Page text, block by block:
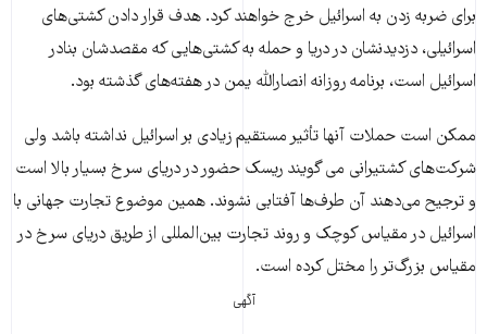
برای ضربه زدن به اسرائیل خرج خواهند کرد. هدف قرار دادن کشتی‌های
اسرائیلی، دزدیدنشان در دریا و حمله به کشتی‌هایی که مقصدشان بنادر
اسرائیل است، برنامه روزانه انصارالله یمن در هفته‌های گذشته بود.
ممکن است حملات آنها تأثیر مستقیم زیادی بر اسرائیل نداشته باشد ولی
شرکت‌های کشتیرانی می گویند ریسک حضور در دریای سرخ بسیار بالا است
و ترجیح می‌دهند آن طرف‌ها آفتابی نشوند. همین موضوع تجارت جهانی با
اسرائیل در مقیاس کوچک و روند تجارت بین‌المللی از طریق دریای سرخ در
مقیاس بزرگ‌تر را مختل کرده است.
آگهی